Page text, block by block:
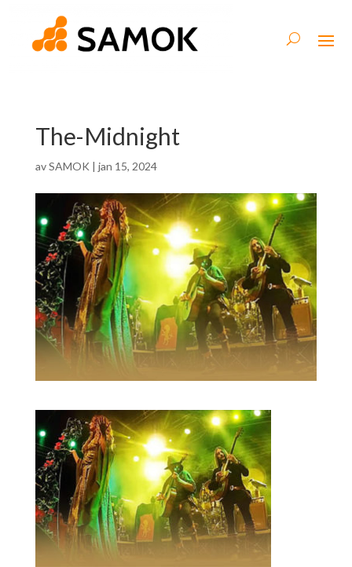
The-Midnight
avSAMOK | jan 15, 2024